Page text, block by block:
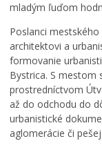
mladým ľuďom
Poslanci
architektovi a
formovanie
Bystrica. S mestom
prostredníctvom
až do odchodu do
urbanistické
aglomerácie či
V